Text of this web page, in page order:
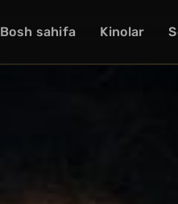
Bosh sahifa Kinolar